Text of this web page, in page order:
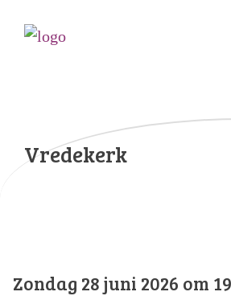
Vredekerk
Zondag 28 juni 2026 om